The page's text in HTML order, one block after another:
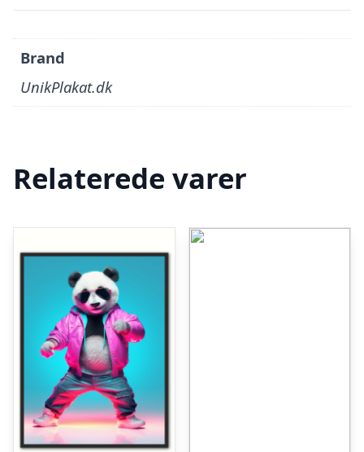
Brand
UnikPlakat.dk
Relaterede varer